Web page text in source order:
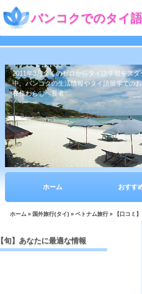
バンコクでのタイ
2011年3月全くのゼロからタイ語学習をス
中。バンコクの生活情報やタイ語留学での
在住わらしべ長者
ホーム おすす
ホーム » 国外旅行(タイ) » ベトナム旅行 » 【口コミ
【旬】あなたに最適な情報